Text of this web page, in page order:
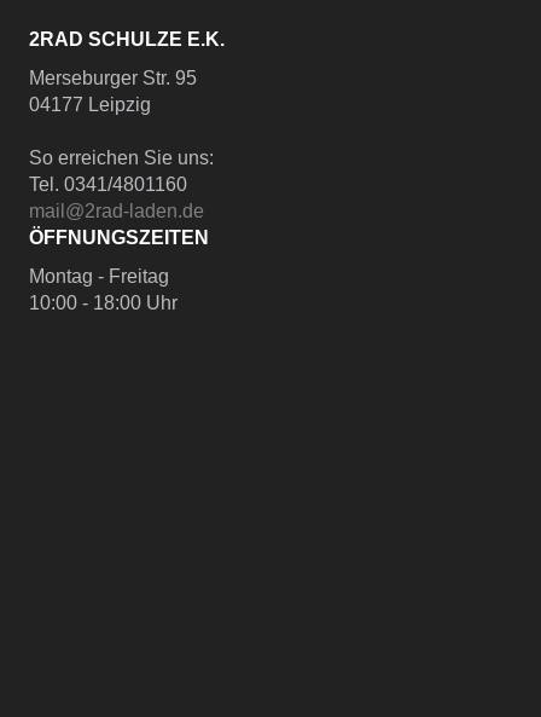
2RAD SCHULZE E.K.
Merseburger Str. 95
04177 Leipzig
So erreichen Sie uns:
Tel. 0341/4801160
mail@2rad-laden.de
ÖFFNUNGSZEITEN
Montag - Freitag
10:00 - 18:00 Uhr